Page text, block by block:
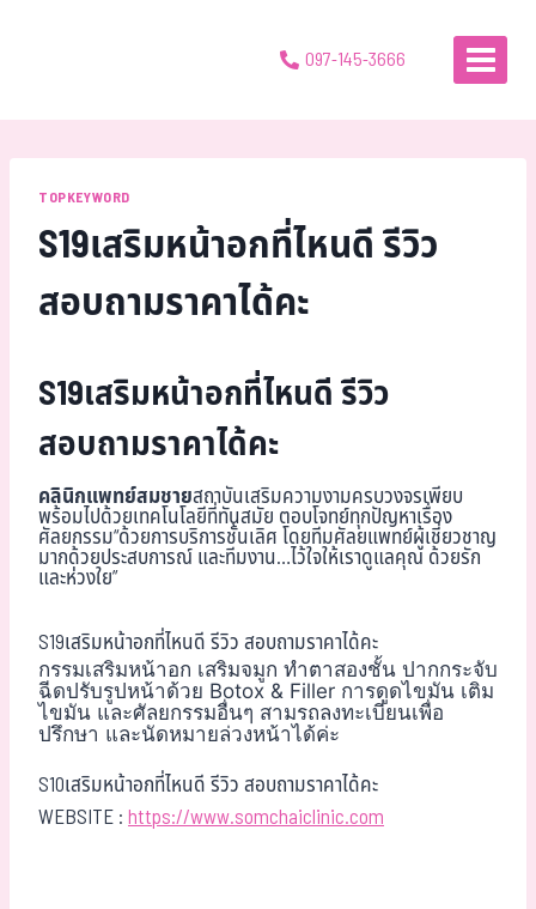
097-145-3666
TOPKEYWORD
S19เสริมหน้าอกที่ไหนดี รีวิว
สอบถามราคาได้คะ
S19เสริมหน้าอกที่ไหนดี รีวิว
สอบถามราคาได้คะ
คลินิกแพทย์สมชายสถาบันเสริมความงามครบวงจรเพียบ
พร้อมไปด้วยเทคโนโลยีที่ทันสมัย ตอบโจทย์ทุกปัญหาเรื่อง
ศัลยกรรม“ด้วยการบริการชั้นเลิศ โดยทีมศัลยแพทย์ผู้เชี่ยวชาญ
มากด้วยประสบการณ์ และทีมงาน…ไว้ใจให้เราดูแลคุณ ด้วยรัก
และห่วงใย”
S19เสริมหน้าอกที่ไหนดี รีวิว สอบถามราคาได้คะ
กรรมเสริมหน้าอก เสริมจมูก ทำตาสองชั้น ปากกระจับ
ฉีดปรับรูปหน้าด้วย Botox & Filler การดูดไขมัน เติม
ไขมัน และศัลยกรรมอื่นๆ สามรถลงทะเบียนเพื่อ
ปรึกษา และนัดหมายล่วงหน้าได้ค่ะ
S10เสริมหน้าอกที่ไหนดี รีวิว สอบถามราคาได้คะ
WEBSITE :https://www.somchaiclinic.com